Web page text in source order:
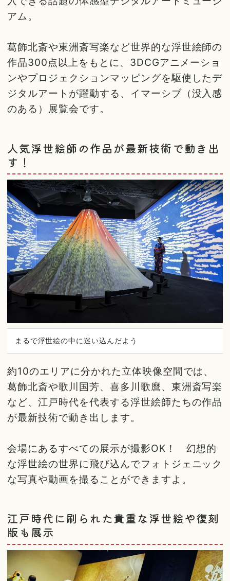
アム。
葛飾北斎や東洲斎写楽など世界的な浮世絵師の
作品300点以上をもとに、3DCGアニメーショ
ンやプロジェクションマッピングを駆使したデ
ジタルアートが躍動する、イマーシブ（没入感
のある）展覧会です。
人気浮世絵師の作品が最新技術で動き出
す！
まるで浮世絵の中に迷い込んだよう
約10のエリアに分かれた立体映像空間では、
葛飾北斎や歌川国芳、喜多川歌麿、東洲斎写楽
など、江戸時代を代表する浮世絵師たちの作品
が最新技術で動き出します。
会場にあるすべての展示が撮影OK！ 幻想的
な浮世絵の世界に飛び込んでフォトジェニック
な写真や動画を撮ることができますよ。
江戸時代に刷られた貴重な浮世絵や復刻
版も展示